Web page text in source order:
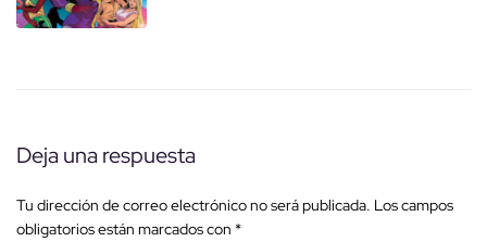
Deja una respuesta
Tu dirección de correo electrónico no será publicada. Los campos
obligatorios están marcados con *